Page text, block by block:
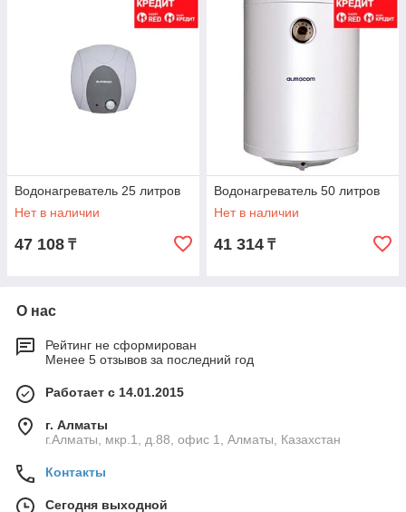
Водонагреватель 25 литров
Нет в наличии
47 108 ₸
Водонагреватель 50 литров
Нет в наличии
41 314 ₸
О нас
Рейтинг не сформирован
Менее 5 отзывов за последний год
Работает с 14.01.2015
г. Алматы
г.Алматы, мкр.1, д.88, офис 1, Алматы, Казахстан
Контакты
Сегодня выходной